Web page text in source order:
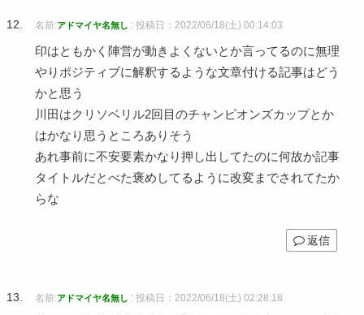
名前:アドマイヤ名無し : 投稿日：2022/06/18(土) 00:14:03
印はともかく陣営が動きよくないとか言ってるのに無理
やりポジティブに解釈するような文章付ける記事はどう
かと思う
川田はクリソベリル2回目のチャンピオンズカップとか
はかなり思うところありそう
あれ事前に不安要素かなり押し出してたのに何故か記事
タイトルだとべた褒めしてるように改変までされてたか
らな
返信
名前:アドマイヤ名無し : 投稿日：2022/06/18(土) 02:28:18